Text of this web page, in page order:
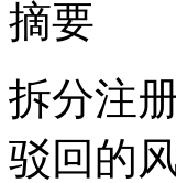
摘要
拆分注
驳回的